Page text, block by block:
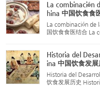
La combinación
hina 中国饮食食
La combinación de
国饮食食医结合 La
s, ...
Historia del
ina 中国饮食发展
Historia del
饮食发展历史